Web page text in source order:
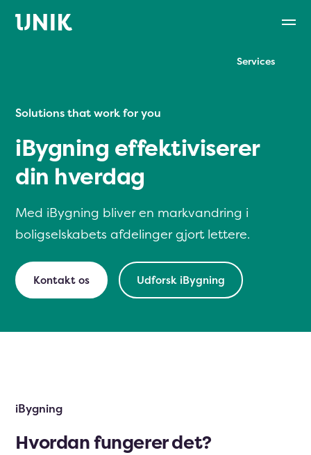
Services
Solutions that work for you
iBygning effektiviserer
din hverdag
Med iBygning bliver en markvandring i
boligselskabets afdelinger gjort lettere.
Kontakt os Udforsk iBygning
iBygning
Hvordan fungerer det?